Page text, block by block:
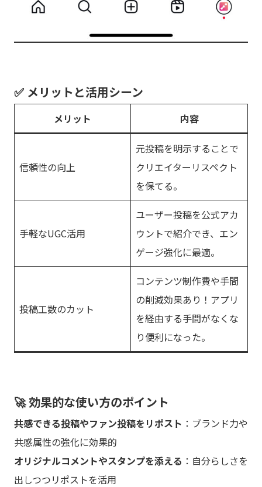
✅ メリットと活用シーン
メリット 内容
信頼性の向上
元投稿を明示することで
クリエイターリスペクト
を保てる。
手軽なUGC活用
ユーザー投稿を公式アカ
ウントで紹介でき、エン
ゲージ強化に最適。
投稿工数のカット
コンテンツ制作費や手間
の削減効果あり！アプリ
を経由する手間がなくな
り便利になった。
🚀 効果的な使い方のポイント
共感できる投稿やファン投稿をリポスト ：ブランド力や
共感属性の強化に効果的
オリジナルコメントやスタンプを添える ：自分らしさを
出しつつリポストを活用